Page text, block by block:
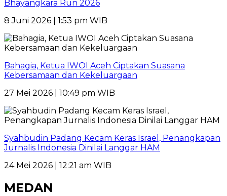
Bhayangkara Run 2026
8 Juni 2026 | 1:53 pm WIB
Bahagia, Ketua IWOI Aceh Ciptakan Suasana
Kebersamaan dan Kekeluargaan
27 Mei 2026 | 10:49 pm WIB
Syahbudin Padang Kecam Keras Israel, Penangkapan
Jurnalis Indonesia Dinilai Langgar HAM
24 Mei 2026 | 12:21 am WIB
MEDAN